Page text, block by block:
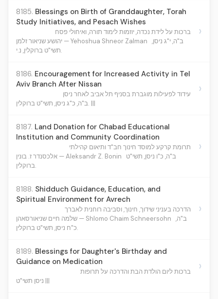
8185. Blessings on Birth of Granddaughter, Torah
Study Initiatives, and Pesach Wishes
ברכות על לידת נכדה, יוזמות לימוד תורה, ואיחולי פסח
יהושע שניאור זלמן — Yehoshua Shneor Zalman ב"ה, י"ג ניסן,
תשי"ט ברוקלין, נ.י.
›
8186. Encouragement for Increased Activity in Tel
Aviv Branch After Nissan
עידוד לפעילות מוגברת בסניף תל אביב לאחר ניסן
ב"ה, כ"ג ניסן, תשי"ט ברוקלין. |||
›
8187. Land Donation for Chabad Educational
Institution and Community Coordination
תרומת קרקע למוסד חינוך חב"ד ותיאום קהילתי
אלכסנדר ז. בונין — Aleksandr Z. Bonin
ב"ה, כ"ו ניסן, תשי"ט
ברוקלין.
›
8188. Shidduch Guidance, Education, and
Spiritual Environment for Avrech
הדרכה בעניני שידוך, חינוך, וסביבה רוחנית לאברך
שלמה חיים שניאורסאהן — Shlomo Chaim Schneersohn ב"ה,
כ"ח ניסן, תשי"ט ברוקלין.
›
8189. Blessings for Daughter's Birthday and
Guidance on Medication
ברכות ליום הולדת הבת והדרכה על תרופות
ניסן תשי"ט |||
›